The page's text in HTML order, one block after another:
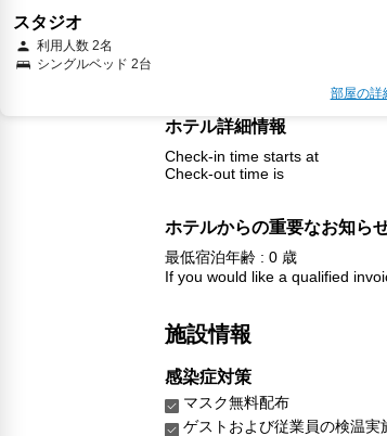
スタジオ
利用人数 2名
シングルベッド 2台
部屋の詳
ホテル詳細情報
Check-in time starts at
Check-out time is
ホテルからの重要なお知ら
最低宿泊年齢 : 0 歳
If you would like a qualified
施設情報
感染症対策
マスク無料配布
ゲストおよび従業員の検温実